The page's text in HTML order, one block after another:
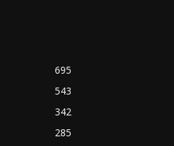
695
543
342
285